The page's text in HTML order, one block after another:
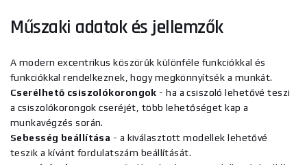
Műszaki adatok és jellemzők
A modern excentrikus köszörűk különféle funkciókkal és
funkciókkal rendelkeznek, hogy megkönnyítsék a munkát.
Cserélhető csiszolókorongok - ha a csiszoló lehetővé teszi
a csiszolókorongok cseréjét, több lehetőséget kap a
munkavégzés során.
Sebesség beállítása - a kiválasztott modellek lehetővé
teszik a kívánt fordulatszám beállítását.